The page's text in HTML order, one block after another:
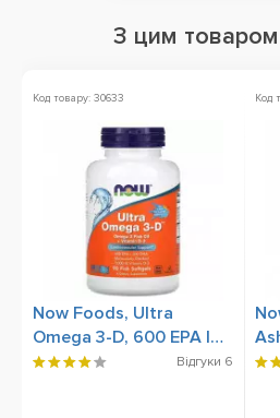
З цим
Код товару: 30633
Now Foods, Ultra
Omega 3-D, 600 EPA |
300 DHA, 90 Fish
Відгуки 6
Код